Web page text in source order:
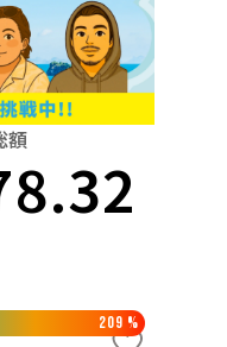
九州・沖縄
山梨 長野
兵庫 奈良
山口
額
209 %